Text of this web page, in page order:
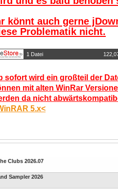
könnt auch gerne
Problematik nicht.
1 Datei
sofort wird ein großteil der
mit alten WinRar
da nicht
5.x<
Clubs 2026.07
Sampler 2026